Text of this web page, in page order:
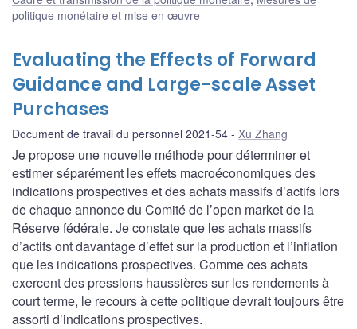
politique monétaire et mise en œuvre
Evaluating the Effects of Forward
Guidance and Large-scale Asset
Purchases
Document de travail du personnel 2021-54 Xu Zhang
Je propose une nouvelle méthode pour déterminer et
estimer séparément les effets macroéconomiques des
indications prospectives et des achats massifs d’actifs lors
de chaque annonce du Comité de l’open market de la
Réserve fédérale. Je constate que les achats massifs
d’actifs ont davantage d’effet sur la production et l’inflation
que les indications prospectives. Comme ces achats
exercent des pressions haussières sur les rendements à
court terme, le recours à cette politique devrait toujours être
assorti d’indications prospectives.